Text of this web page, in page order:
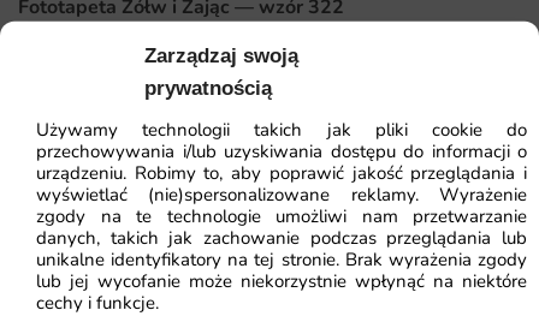
Zarządzaj swoją
prywatnością
Używamy technologii takich jak pliki cookie do
przechowywania i/lub uzyskiwania dostępu do informacji o
urządzeniu. Robimy to, aby poprawić jakość przeglądania i
wyświetlać (nie)spersonalizowane reklamy. Wyrażenie
zgody na te technologie umożliwi nam przetwarzanie
danych, takich jak zachowanie podczas przeglądania lub
unikalne identyfikatory na tej stronie. Brak wyrażenia zgody
lub jej wycofanie może niekorzystnie wpłynąć na niektóre
cechy i funkcje.
wnętrza. Wybierając ten wzór, stawiasz na autorski
design, trwałą jakość druku i pełną elastyczność
Sprawdź, co konkretnie wyróżnia tę propozycję:
baśniowy motyw rozwijający wyobraźnię
pastelowa paleta idealna dla pokoju dziewczynki
delikatne detale skrzydeł i kwiatów
Fototapeta Żółw i Zając — wzór 322
64.51zł
ZOBACZ WSZYSTKIE
Najczęściej zadawane pytania